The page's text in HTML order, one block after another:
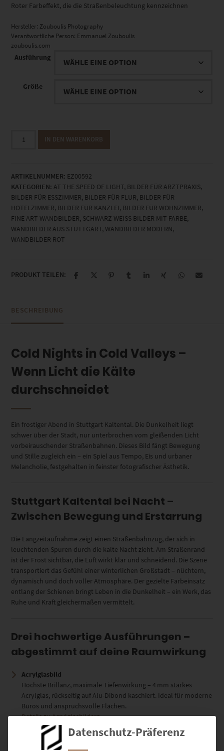
Roter Farbeffekt, die die Straßenbeleuchtung kennzeichnen
Hersteller: Zouboulis Photography
Verantwortliche Person: Emmanuel Zouboulis
zouboulis.com
Ausführung
Größe
Cold
Cold
Valleys
Menge
IN DEN WARENKORB
ARTIKELNUMMER: EZ00592
KATEGORIEN: AT THE SPEED OF LIGHT, BILDER FÜR ARZTPRAXIS,
BILDER FÜR ESSZIMMER, BILDER FÜR FLUR, BILDER FÜR
HOTELZIMMER, BILDER FÜR KANZLEI, BILDER FÜR WOHNZIMMER,
FINE ART WANDBILDER, SCHWARZ WEISS BILDER MIT FARBE ,
WANDBILDER AUS STUTTGART, WANDBILDER MODERN,
WANDBILDER ROT
PRODUKT TEILEN:
BESCHREIBUNG
Cold Nights in Cold Valleys –
Wenn Licht die Kälte
durchschneidet
Ein frostiger Abend in Stuttgart Kaltental. Die Dunkelheit liegt
schwer über der Stadt, nur unterbrochen vom gleißenden Licht
vorbeirauschender Straßenbahnen. Dieses Bild fängt Bewegung
und Stille zugleich ein – ein Spiel aus Tempo, Eis und urbaner
Melancholie, festgehalten in feinster fotografischer Ästhetik.
Stuttgart Kaltental bei Nacht –
Zwischen Bewegung und Erstarrung
Die Langzeitaufnahme zeigt einen Straßenbahnzug, der sich in
leuchtenden Spuren durch die kalte Nacht zieht. Am Straßenrand
ist der Frost sichtbar, die Luft wirkt klar und schneidend. Die Szene
transportiert das Gefühl einer winterlichen Großstadt – nüchtern,
dynamisch und doch voller Atmosphäre. Der gezielte Farbeinsatz
entlang der Schienen bringt Leben in die Dunkelheit – ein Werk, das
Ruhe und Kraft gleichermaßen vermittelt.
Drei hochwertige Ausführungen –
abgestimmt auf deine Raumwirkung
Acrylglasbild
Höchste Brillanz, maximale Tiefenwirkung – 4 mm starkes
Acrylglas, rückseitig auf Alu-Dibond kaschiert. Ideal für moderne
Büros und anspruchsvolle Flächen.
Details zu Acrylglasbildern
Leinwand auf Keilrahmen
Künstlerisch-matt mit spürbarer Struktur – gibt dem Motiv eine
Datenschutz-Präferenz